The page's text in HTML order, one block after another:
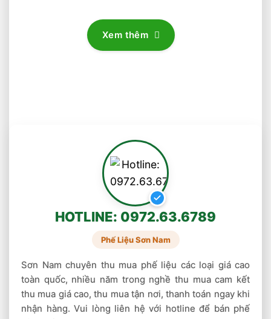
BẢNG GIÁ PHẾ LIỆU HÔM NAY
28.000 – 38.000 đồng/ kg.
Giá phế liệu inox 201
Inox 201 thường được sử dụng làm nồi, chảo
hay được dùng làm lớp phủ ngoài cùng ở đáy
nồi, ruột bình giữ nhiệt, bình đun siêu tốc,…
17.000 đồng/ kg.
Giá inox phế liệu loại 3
Xem thêm
HOTLINE: 0972.63.6789
Phế Liệu Sơn Nam
Sơn Nam chuyên thu mua phế liệu các loại giá cao
toàn quốc, nhiều năm trong nghề thu mua cam kết
thu mua giá cao, thu mua tận nơi, thanh toán ngay khi
nhận hàng. Vui lòng liên hệ với hotline để bán phế